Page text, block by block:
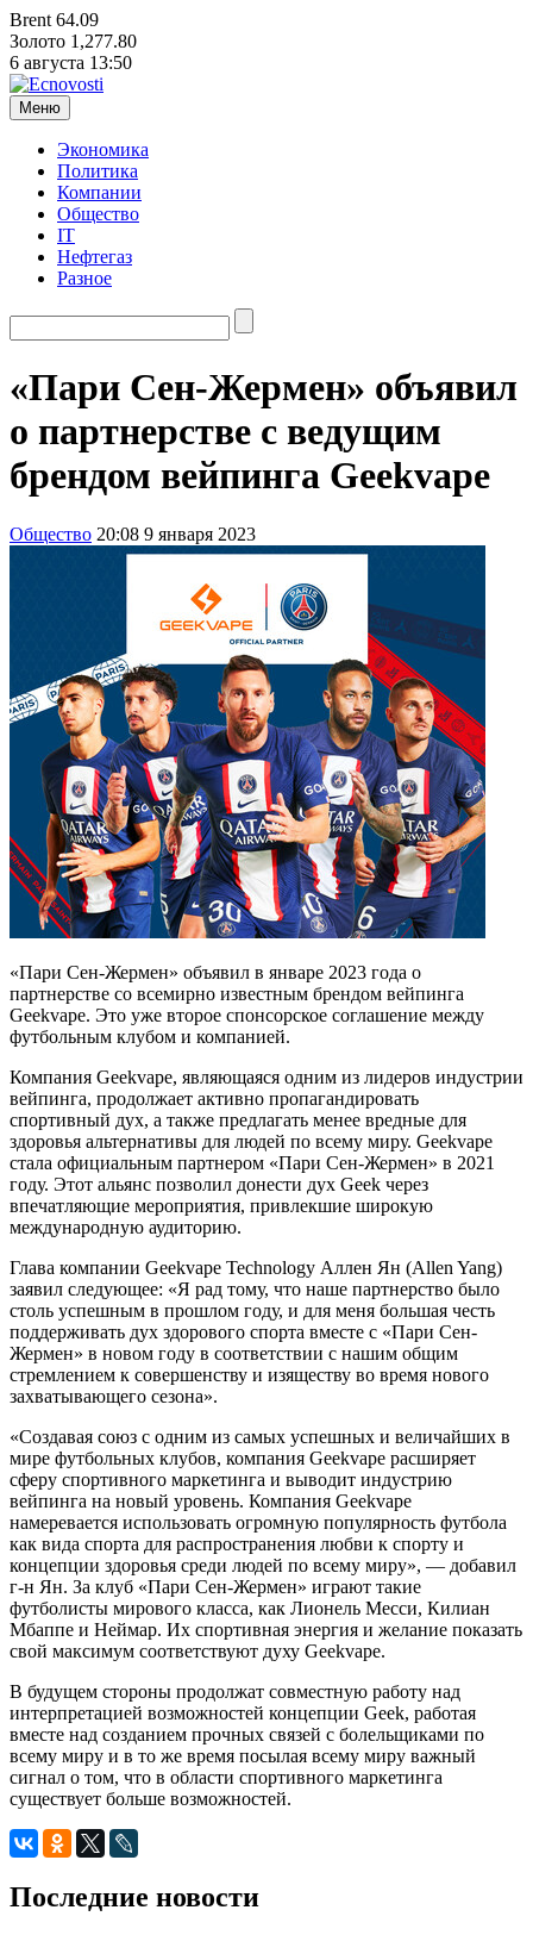
Brent 64.09
Золото 1,277.80
6 августа 13:50
Меню
Экономика
Политика
Компании
Общество
IT
Нефтегаз
Разное
«Пари Сен-Жермен» объявил
о партнерстве с ведущим
брендом вейпинга Geekvape
Общество 20:08 9 января 2023
«Пари Сен-Жермен» объявил в январе 2023 года о
партнерстве со всемирно известным брендом вейпинга
Geekvape. Это уже второе спонсорское соглашение между
футбольным клубом и компанией.
Компания Geekvape, являющаяся одним из лидеров индустрии
вейпинга, продолжает активно пропагандировать
спортивный дух, а также предлагать менее вредные для
здоровья альтернативы для людей по всему миру. Geekvape
стала официальным партнером «Пари Сен-Жермен» в 2021
году. Этот альянс позволил донести дух Geek через
впечатляющие мероприятия, привлекшие широкую
международную аудиторию.
Глава компании Geekvape Technology Аллен Ян (Allen Yang)
заявил следующее: «Я рад тому, что наше партнерство было
столь успешным в прошлом году, и для меня большая честь
поддерживать дух здорового спорта вместе с «Пари Сен-
Жермен» в новом году в соответствии с нашим общим
стремлением к совершенству и изяществу во время нового
захватывающего сезона».
«Создавая союз с одним из самых успешных и величайших в
мире футбольных клубов, компания Geekvape расширяет
сферу спортивного маркетинга и выводит индустрию
вейпинга на новый уровень. Компания Geekvape
намеревается использовать огромную популярность футбола
как вида спорта для распространения любви к спорту и
концепции здоровья среди людей по всему миру», — добавил
г-н Ян. За клуб «Пари Сен-Жермен» играют такие
футболисты мирового класса, как Лионель Месси, Килиан
Мбаппе и Неймар. Их спортивная энергия и желание показать
свой максимум соответствуют духу Geekvape.
В будущем стороны продолжат совместную работу над
интерпретацией возможностей концепции Geek, работая
вместе над созданием прочных связей с болельщиками по
всему миру и в то же время посылая всему миру важный
сигнал о том, что в области спортивного маркетинга
существует больше возможностей.
Последние новости